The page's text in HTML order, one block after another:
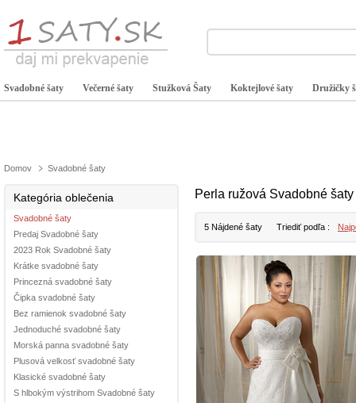
Svadobné šaty Večerné šaty Stužková Šaty Koktejlové šaty Družičky
Domov Svadobné šaty
Kategória oblečenia
Svadobné šaty
Predaj Svadobné šaty
2023 Rok Svadobné šaty
Krátke svadobné šaty
Princezná svadobné šaty
Čipka svadobné šaty
Bez ramienok svadobné šaty
Jednoduché svadobné šaty
Morská panna svadobné šaty
Plusová velkosť svadobné šaty
Klasické svadobné šaty
S hlbokým výstrihom Svadobné šaty
Perla ružová Svadobné šaty
5 Nájdené šaty Triediť podľa :